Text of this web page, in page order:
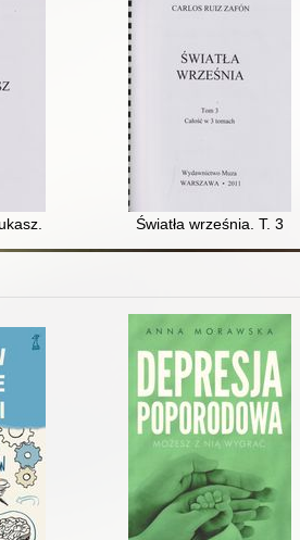
T. 5 Światła września. T. 3